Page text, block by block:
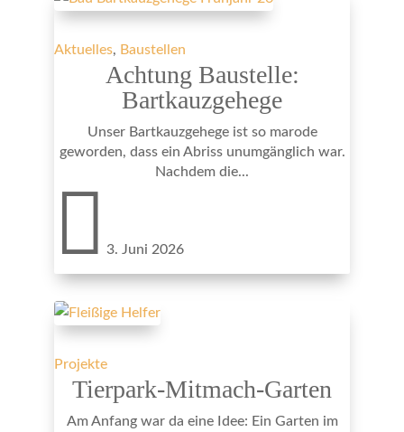
Aktuelles, Baustellen
Achtung Baustelle:
Bartkauzgehege
Unser Bartkauzgehege ist so marode
geworden, dass ein Abriss unumgänglich war.
Nachdem die...
 3. Juni 2026
Projekte
Tierpark-Mitmach-Garten
Am Anfang war da eine Idee: Ein Garten im